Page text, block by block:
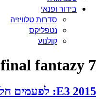
בידור ופנאי
סדרות טלוויזיה
נטפליקס
קולנוע
final fantazy 7
E3 2015: לפעמים חלומות מתגשמים – חידוש לפיינל פנטזי 7 הוכרז